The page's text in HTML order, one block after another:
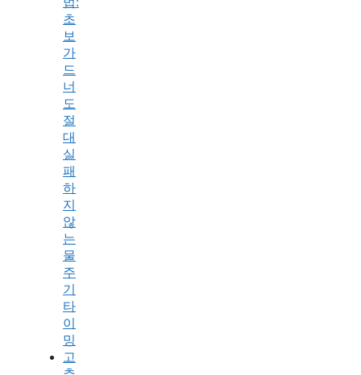
초
보
가
드
너
도
절
대
실
패
하
지
않
는
물
주
기
타
이
밍
고